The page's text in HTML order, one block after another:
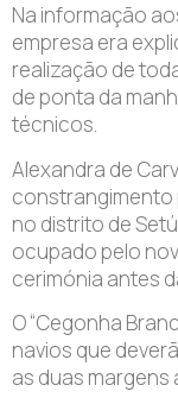
Na informação
empresa era
realização de
de ponta da
técnicos.
Alexandra de
constrangimento
no distrito de
ocupado pelo
cerimónia antes
O “Cegonha
navios que
as duas margens